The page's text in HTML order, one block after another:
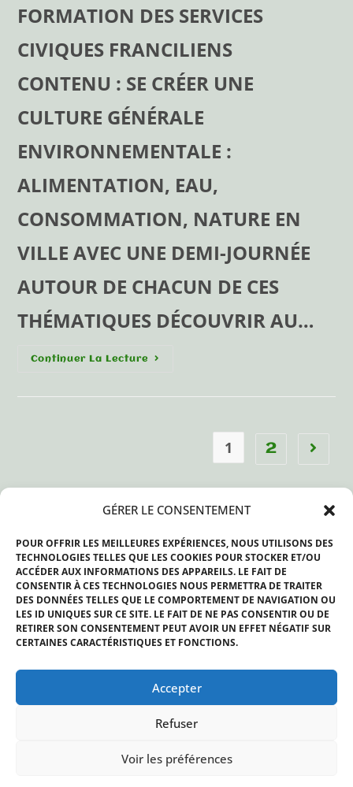
GÉRER LE CONSENTEMENT
POUR OFFRIR LES MEILLEURES EXPÉRIENCES, NOUS UTILISONS DES
TECHNOLOGIES TELLES QUE LES COOKIES POUR STOCKER ET/OU
ACCÉDER AUX INFORMATIONS DES APPAREILS. LE FAIT DE
CONSENTIR À CES TECHNOLOGIES NOUS PERMETTRA DE TRAITER
DES DONNÉES TELLES QUE LE COMPORTEMENT DE NAVIGATION OU
LES ID UNIQUES SUR CE SITE. LE FAIT DE NE PAS CONSENTIR OU DE
RETIRER SON CONSENTEMENT PEUT AVOIR UN EFFET NÉGATIF SUR
CERTAINES CARACTÉRISTIQUES ET FONCTIONS.
Accepter
Refuser
Voir les préférences
FORMATION DES SERVICES
CIVIQUES FRANCILIENS
CONTENU : SE CRÉER UNE
CULTURE GÉNÉRALE
ENVIRONNEMENTALE :
ALIMENTATION, EAU,
CONSOMMATION, NATURE EN
VILLE AVEC UNE DEMI-JOURNÉE
AUTOUR DE CHACUN DE CES
THÉMATIQUES DÉCOUVRIR AU…
Continuer La Lecture
1 2
FNE En Direct: